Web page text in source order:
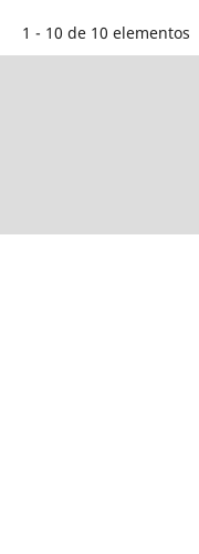
1 - 10 de 10 elementos